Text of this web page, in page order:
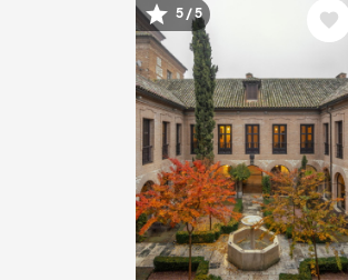
Imagem
5 / 5